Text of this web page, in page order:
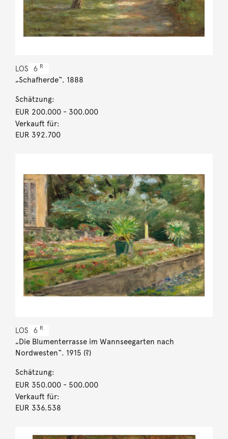
LOS 6 R
„Schafherde“. 1888
Schätzung:
EUR 200.000- 300.000
Verkauft für:
EUR 392.700
LOS 6 R
„Die Blumenterrasse im Wannseegarten nach
Nordwesten“. 1915 (?)
Schätzung:
EUR 350.000- 500.000
Verkauft für:
EUR 336.538